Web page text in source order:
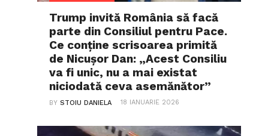
Trump invită România să facă
parte din Consiliul pentru Pace.
Ce conține scrisoarea primită
de Nicușor Dan: „Acest Consiliu
va fi unic, nu a mai existat
niciodată ceva asemănător”
BYSTOIU DANIELA 18 IANUARIE 2026